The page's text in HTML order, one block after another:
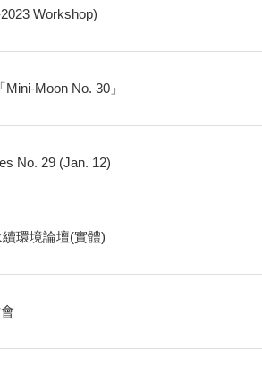
Workshop)
Moon No. 30」
No. 29 (Jan. 12)
環境論壇(實體)